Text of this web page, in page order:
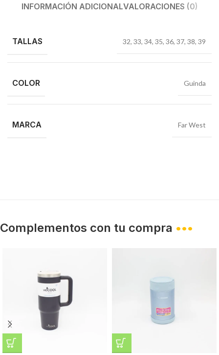
INFORMACIÓN ADICIONALVALORACIONES (0)
TALLAS 32, 33, 34, 35, 36, 37, 38, 39
COLOR Guinda
MARCA Far West
Complementos con tu compra •••